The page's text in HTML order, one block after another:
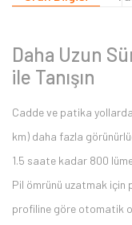
Daha Uzun
ile Tanışın
Cadde ve patika yollarda
km) daha fazla
1.5 saate kadar 800
Pil ömrünü uzatmak için
profiline göre otomatik